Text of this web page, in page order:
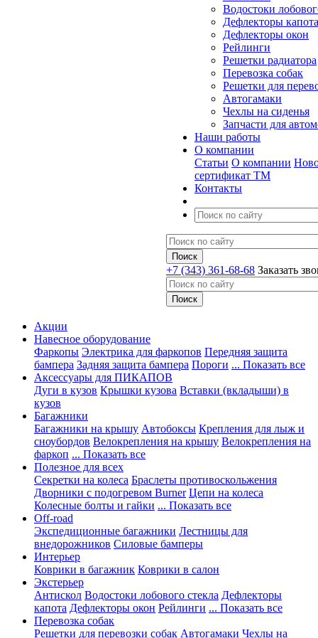
Водостоки
Дефлекторы капота
Дефлекторы окон
Рейлинги
Решетки радиатора
Перевозка собак
Решетки для
Автогамаки
Чехлы на сиденья
Запчасти для
Наши работы
О компании
Статьи О компании
сертификат ТМ
Контакты
+7 (343) 361-68-68 Заказать
Акции
Навесное оборудование
Фаркопы Электрика для фаркопов Передняя защита
бампера Задняя защита бампера Пороги ... Показать все
Аксессуары для ПИКАПОВ
Дуги в кузов Крышки кузова Вставки (вкладыши) в
кузов
Багажники
Багажники на крышу Автобоксы Крепления для лыж и
сноубордов Велокрепления на крышу Велокрепления на
фаркоп ... Показать все
Полезное для всех
Секретки на колеса Браслеты противоскольжения
Дворники с подогревом Burner Цепи на колеса
Колесные болты и гайки ... Показать все
Off-road
Экспедиционные багажники Лестницы для
внедорожников Силовые бамперы
Интерьер
Коврики в багажник Коврики в салон
Экстерьер
Антискол Водостоки лобового стекла Дефлекторы
капота Дефлекторы окон Рейлинги ... Показать все
Перевозка собак
Решетки для перевозки собак Автогамаки Чехлы на